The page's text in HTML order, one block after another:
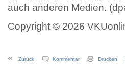
auch anderen Medien.
Copyright © 2026
Zurück Kommentar Drucken